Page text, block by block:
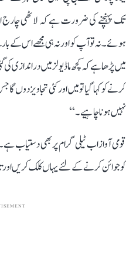
تک پہنچنے کی ضرورت ہے کہ لاٹھی چارج
ہوئے۔ نہ تو آپ کو اور نہ ہی مجھے اس
میں پڑھا ہے کہ کچھ ماڈیولز میں دراندازی کی
کرنے کو کہا گیا تو میں اور کئی تجاویز دوں
نہیں ہونا چاہیے۔‘‘
قومی آواز اب ٹیلی گرام پر بھی دستیاب
کو جوائن کرنے کے لئے یہاں کلک کریں